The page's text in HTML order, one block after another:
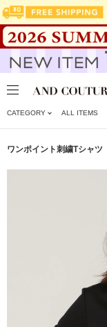
CATEGORY ALL ITEMS
ワンポイント刺繍Tシャツ